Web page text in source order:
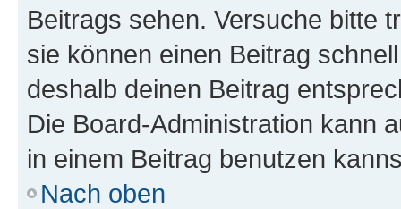
Beitrags sehen. Versuche bitte
sie können einen Beitrag
deshalb deinen Beitrag
Die Board-Administration kann
in einem Beitrag benutzen
Nach oben